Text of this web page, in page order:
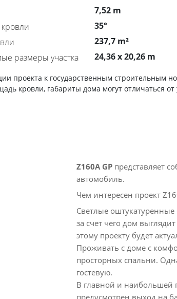
7,52 m
35°
237,7 m²
размеры участка
24,36 x 20,26 m
проекта к государственным строительным
кровли, габариты дома могут отличаться
Z160А GP представляет
автомобиль.
Чем интересен проект
Светлые
за счет чего дом
этому проекту будет
Проживать с доме с
просторных спальни.
гостевую.
В главной и наибольшей
предусмотрен выход на